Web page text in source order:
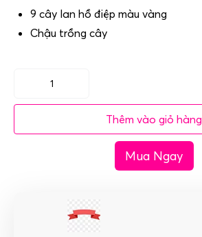
9 cây lan hồ điệp màu vàng
Chậu trồng cây
Chậu
hoa
Vang
Thêm vào giỏ hàng
Mua Ngay